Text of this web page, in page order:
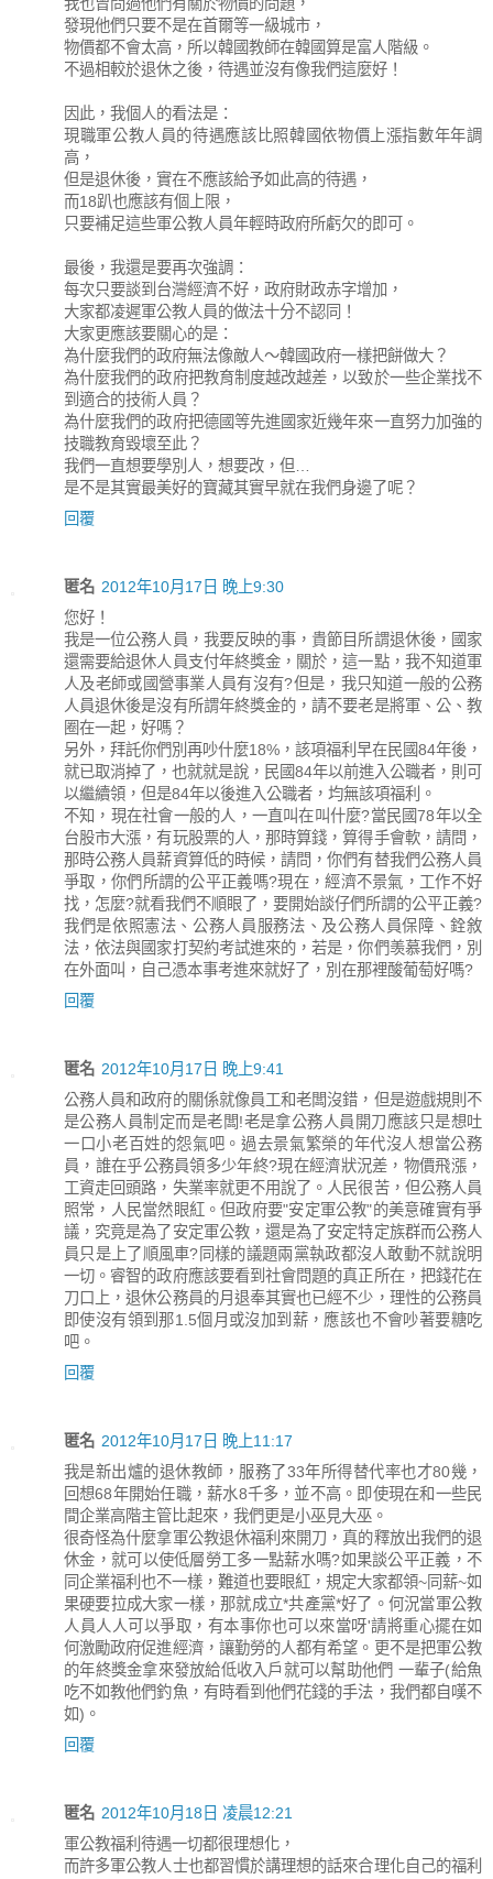
發現他們只要不是在首爾等一級城市，
物價都不會太高，所以韓國教師在韓國算是富人階級。
不過相較於退休之後，待遇並沒有像我們這麼好！
因此，我個人的看法是：
現職軍公教人員的待遇應該比照韓國依物價上漲指數年年調
高，
但是退休後，實在不應該給予如此高的待遇，
而18趴也應該有個上限，
只要補足這些軍公教人員年輕時政府所虧欠的即可。
最後，我還是要再次強調：
每次只要談到台灣經濟不好，政府財政赤字增加，
大家都凌遲軍公教人員的做法十分不認同！
大家更應該要關心的是：
為什麼我們的政府無法像敵人～韓國政府一樣把餅做大？
為什麼我們的政府把教育制度越改越差，以致於一些企業找不
到適合的技術人員？
為什麼我們的政府把德國等先進國家近幾年來一直努力加強的
技職教育毀壞至此？
我們一直想要學別人，想要改，但…
是不是其實最美好的寶藏其實早就在我們身邊了呢？
回覆
匿名 2012年10月17日 晚上9:30
您好！
我是一位公務人員，我要反映的事，貴節目所謂退休後，國家
還需要給退休人員支付年終獎金，關於，這一點，我不知道軍
人及老師或國營事業人員有沒有?但是，我只知道一般的公務
人員退休後是沒有所謂年終獎金的，請不要老是將軍、公、教
圈在一起，好嗎？
另外，拜託你們別再吵什麼18%，該項福利早在民國84年後，
就已取消掉了，也就就是說，民國84年以前進入公職者，則可
以繼續領，但是84年以後進入公職者，均無該項福利。
不知，現在社會一般的人，一直叫在叫什麼?當民國78年以全
台股市大漲，有玩股票的人，那時算錢，算得手會軟，請問，
那時公務人員薪資算低的時候，請問，你們有替我們公務人員
爭取，你們所謂的公平正義嗎?現在，經濟不景氣，工作不好
找，怎麼?就看我們不順眼了，要開始談仔們所謂的公平正義?
我們是依照憲法、公務人員服務法、及公務人員保障、銓敘
法，依法與國家打契約考試進來的，若是，你們羡慕我們，別
在外面叫，自己憑本事考進來就好了，別在那裡酸葡萄好嗎?
回覆
匿名 2012年10月17日 晚上9:41
公務人員和政府的關係就像員工和老闆沒錯，但是遊戲規則不
是公務人員制定而是老闆!老是拿公務人員開刀應該只是想吐
一口小老百姓的怨氣吧。過去景氣繁榮的年代沒人想當公務
員，誰在乎公務員領多少年終?現在經濟狀況差，物價飛漲，
工資走回頭路，失業率就更不用說了。人民很苦，但公務人員
照常，人民當然眼紅。但政府要"安定軍公教"的美意確實有爭
議，究竟是為了安定軍公教，還是為了安定特定族群而公務人
員只是上了順風車?同樣的議題兩黨執政都沒人敢動不就說明
一切。睿智的政府應該要看到社會問題的真正所在，把錢花在
刀口上，退休公務員的月退奉其實也已經不少，理性的公務員
即使沒有領到那1.5個月或沒加到薪，應該也不會吵著要糖吃
吧。
回覆
匿名 2012年10月17日 晚上11:17
我是新出爐的退休教師，服務了33年所得替代率也才80幾，
回想68年開始任職，薪水8千多，並不高。即使現在和一些民
間企業高階主管比起來，我們更是小巫見大巫。
很奇怪為什麼拿軍公教退休福利來開刀，真的釋放出我們的退
休金，就可以使低層勞工多一點薪水嗎?如果談公平正義，不
同企業福利也不一樣，難道也要眼紅，規定大家都領~同薪~如
果硬要拉成大家一樣，那就成立*共產黨*好了。何況當軍公教
人員人人可以爭取，有本事你也可以來當呀'請將重心擺在如
何激勵政府促進經濟，讓勤勞的人都有希望。更不是把軍公教
的年終獎金拿來發放給低收入戶就可以幫助他們 一輩子(給魚
吃不如教他們釣魚，有時看到他們花錢的手法，我們都自嘆不
如)。
回覆
匿名 2012年10月18日 凌晨12:21
軍公教福利待遇一切都很理想化，
而許多軍公教人士也都習慣於講理想的話來合理化自己的福利